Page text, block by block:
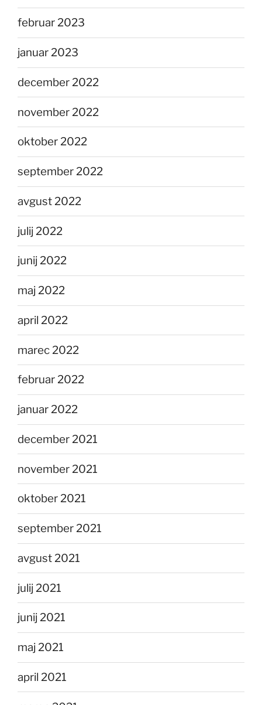
februar 2023
januar 2023
december 2022
november 2022
oktober 2022
september 2022
avgust 2022
julij 2022
junij 2022
maj 2022
april 2022
marec 2022
februar 2022
januar 2022
december 2021
november 2021
oktober 2021
september 2021
avgust 2021
julij 2021
junij 2021
maj 2021
april 2021